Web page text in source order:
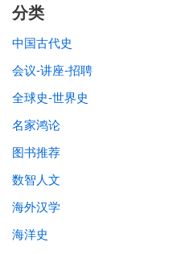
分类
中国古代史
会议-讲座-招聘
全球史-世界史
名家鸿论
图书推荐
数智人文
海外汉学
海洋史